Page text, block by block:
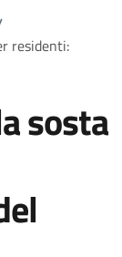
residenti:
sosta